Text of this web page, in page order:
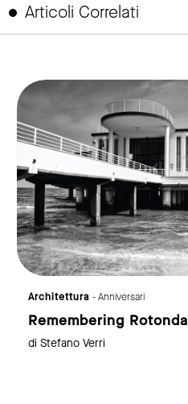
Articoli Correlati
Architettura - Anniversari
Remembering Rotonda
di Stefano Verri